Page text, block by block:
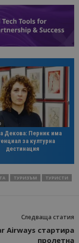
Декова: Перник има
за културна
дестинация
ТУРИЗЪМ
ТУРИСТИ
Следваща статия
Airways стартира
пролетна